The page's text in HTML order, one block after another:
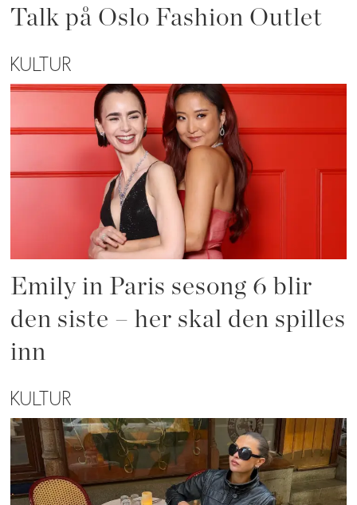
Talk på Oslo Fashion Outlet
KULTUR
Emily in Paris sesong 6 blir
den siste – her skal den spilles
inn
KULTUR